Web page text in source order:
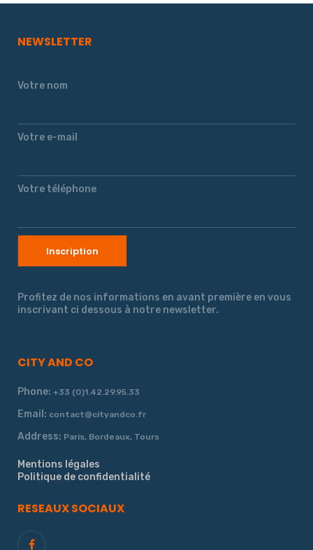
NEWSLETTER
Votre nom
Votre e-mail
Votre téléphone
Profitez de nos informations en avant première en vous
inscrivant ci dessous à notre newsletter.
CITY AND CO
Phone: +33 (0)1.42.29.95.33
Email: contact@cityandco.fr
Address: Paris, Bordeaux, Tours
Mentions légales
Politique de confidentialité
RESEAUX SOCIAUX